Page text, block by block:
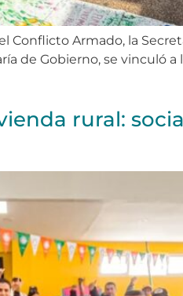
Armado, la
de Gobierno, se vinculó a
rural: